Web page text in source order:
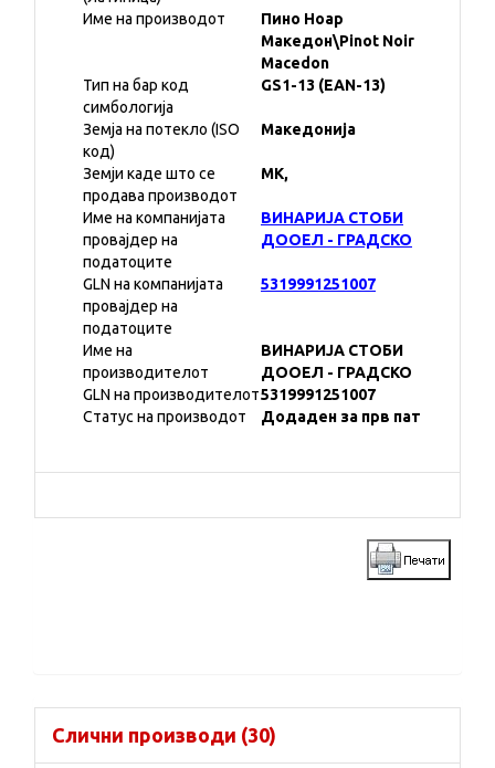
Име на производот
Пино Ноар
Македон\Pinot Noir
Macedon
Тип на бар код
симбологија
GS1-13 (EAN-13)
Земја на потекло (ISO
код)
Македонија
Земји каде што се
продава производот
MK,
Име на компанијата
провајдер на
податоците
ВИНАРИЈА СТОБИ
ДООЕЛ - ГРАДСКО
GLN на компанијата
провајдер на
податоците
5319991251007
Име на
производителот
ВИНАРИЈА СТОБИ
ДООЕЛ - ГРАДСКО
GLN на производителот5319991251007
Статус на производот
Додаден за прв пат
Слични производи (30)